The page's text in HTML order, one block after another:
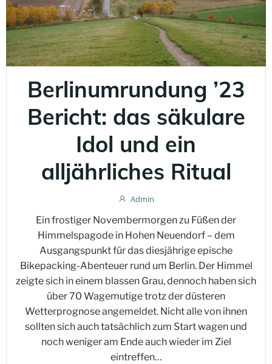
Berlinumrundung ’23
Bericht: das säkulare
Idol und ein
alljährliches Ritual
Admin
Ein frostiger Novembermorgen zu Füßen der
Himmelspagode in Hohen Neuendorf – dem
Ausgangspunkt für das diesjährige epische
Bikepacking-Abenteuer rund um Berlin. Der Himmel
zeigte sich in einem blassen Grau, dennoch haben sich
über 70 Wagemutige trotz der düsteren
Wetterprognose angemeldet. Nicht alle von ihnen
sollten sich auch tatsächlich zum Start wagen und
noch weniger am Ende auch wieder im Ziel
eintreffen…